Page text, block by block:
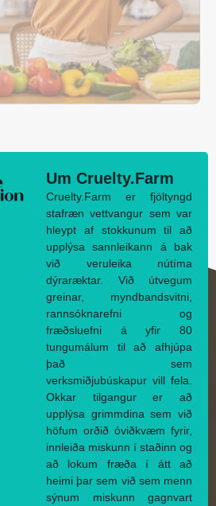
Um Cruelty.Farm
Cruelty.Farm er fjöltyngd
stafræn vettvangur sem var
hleypt af stokkunum til að
upplýsa sannleikann á bak
við veruleika nútíma
dýraræktar. Við útvegum
greinar, myndbandsvitni,
rannsóknarefni og
fræðsluefni á yfir 80
tungumálum til að afhjúpa
það sem
verksmiðjubúskapur vill fela.
Okkar tilgangur er að
upplýsa grimmdina sem við
höfum orðið óviðkvæm fyrir,
innleiða miskunn í staðinn og
að lokum fræða í átt að
heimi þar sem við sem menn
sýnum miskunn gagnvart